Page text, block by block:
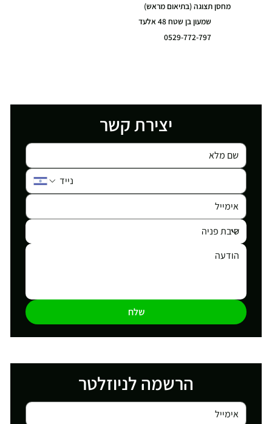
מחסן תצוגה (בתיאום מראש)
שמעון בן שטח 48 אלעד
0529-772-797
יצירת קשר
שלח
הרשמה לניוזלטר